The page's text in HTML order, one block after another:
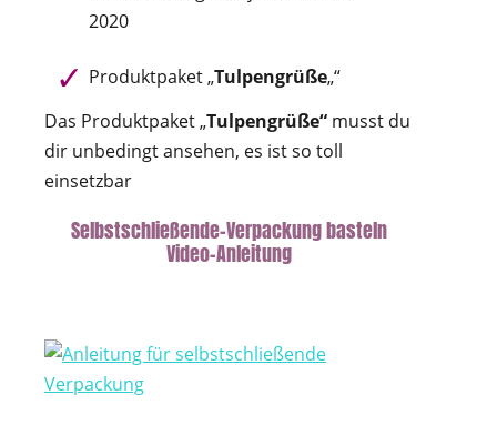
2020
Produktpaket „Tulpengrüße„“
Das Produktpaket „Tulpengrüße“ musst du
dir unbedingt ansehen, es ist so toll
einsetzbar
Selbstschließende-Verpackung basteln
Video-Anleitung